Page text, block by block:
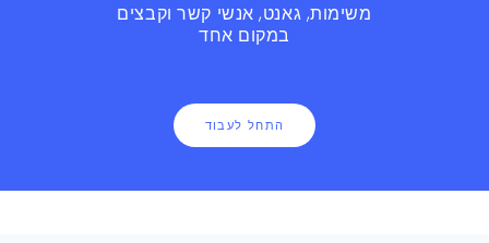
משימות, גאנט, אנשי קשר וקבצים
במקום אחד
התחל לעבוד